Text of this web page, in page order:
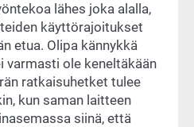
lähes joka alalla,
käyttörajoitukset
etua. Olipa kännykkä
varmasti ole keneltäkään
ratkaisuhetket tulee
kun saman laitteen
siinä, että